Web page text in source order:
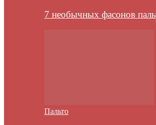
7 необычных фасонов
Пальто